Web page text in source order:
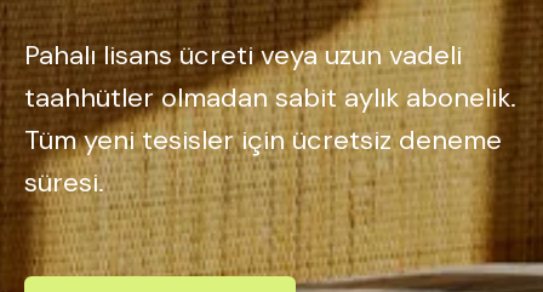
Pahalı lisans ücreti veya uzun vadeli
taahhütler olmadan sabit aylık abonelik.
Tüm yeni tesisler için ücretsiz deneme
süresi.